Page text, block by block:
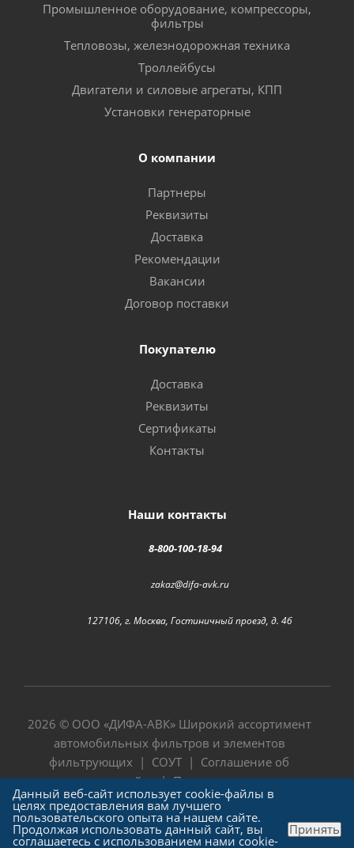
Промышленное оборудование, компрессоры,
фильтры
Тепловозы, железнодорожная техника
Троллейбусы
Двигатели и силовые агрегаты, КПП
Установки генераторные
О компании
Партнеры
Реквизиты
Доставка
Рекомендации
Вакансии
Договор поставки
Покупателю
Доставка
Реквизиты
Сертификаты
Контакты
Наши контакты
8-800-100-18-94
zakaz@difa-avk.ru
127106, г. Москва, Гостиничный проезд, д. 4б
2026 © ООО «ДИФА-АВК» Широкий ассортимент
автомобильных фильтров и элементов
фильтрующих | СОУТ | Соглашение об
использовании сайта|Политика в отношении
обработки персональных данных
Данный веб-сайт использует cookie-файлы в
целях предоставления вам лучшего
пользовательского опыта на нашем сайте.
Продолжая использовать данный сайт, вы
соглашаетесь с использованием нами cookie-
Принять